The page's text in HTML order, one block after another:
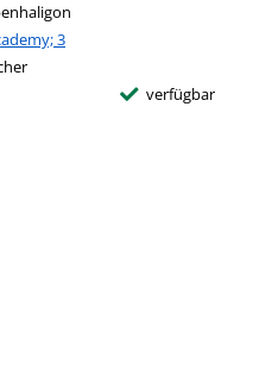
3
verfügbar